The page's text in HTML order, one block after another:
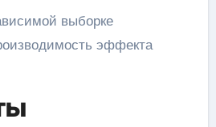
выборке
эффекта